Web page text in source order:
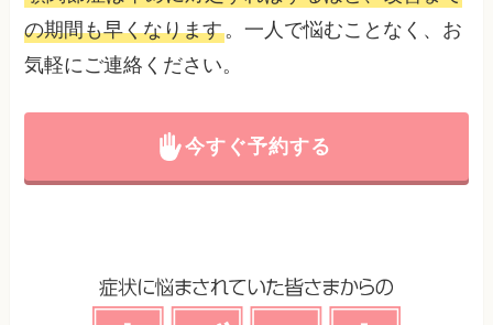
の期間も早くなります。一人で悩むことなく、お
気軽にご連絡ください。
今すぐ予約する